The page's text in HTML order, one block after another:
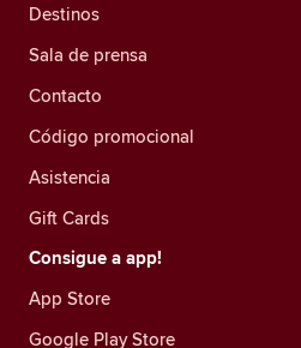
Destinos
Sala de prensa
Contacto
Código promocional
Asistencia
Gift Cards
Consigue a app!
App Store
Google Play Store